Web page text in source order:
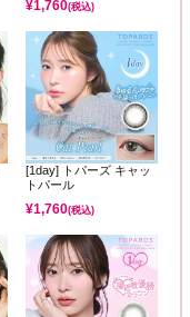
¥1,760(税込)
[1day] トパーズ キャッ
トパール
¥1,760(税込)